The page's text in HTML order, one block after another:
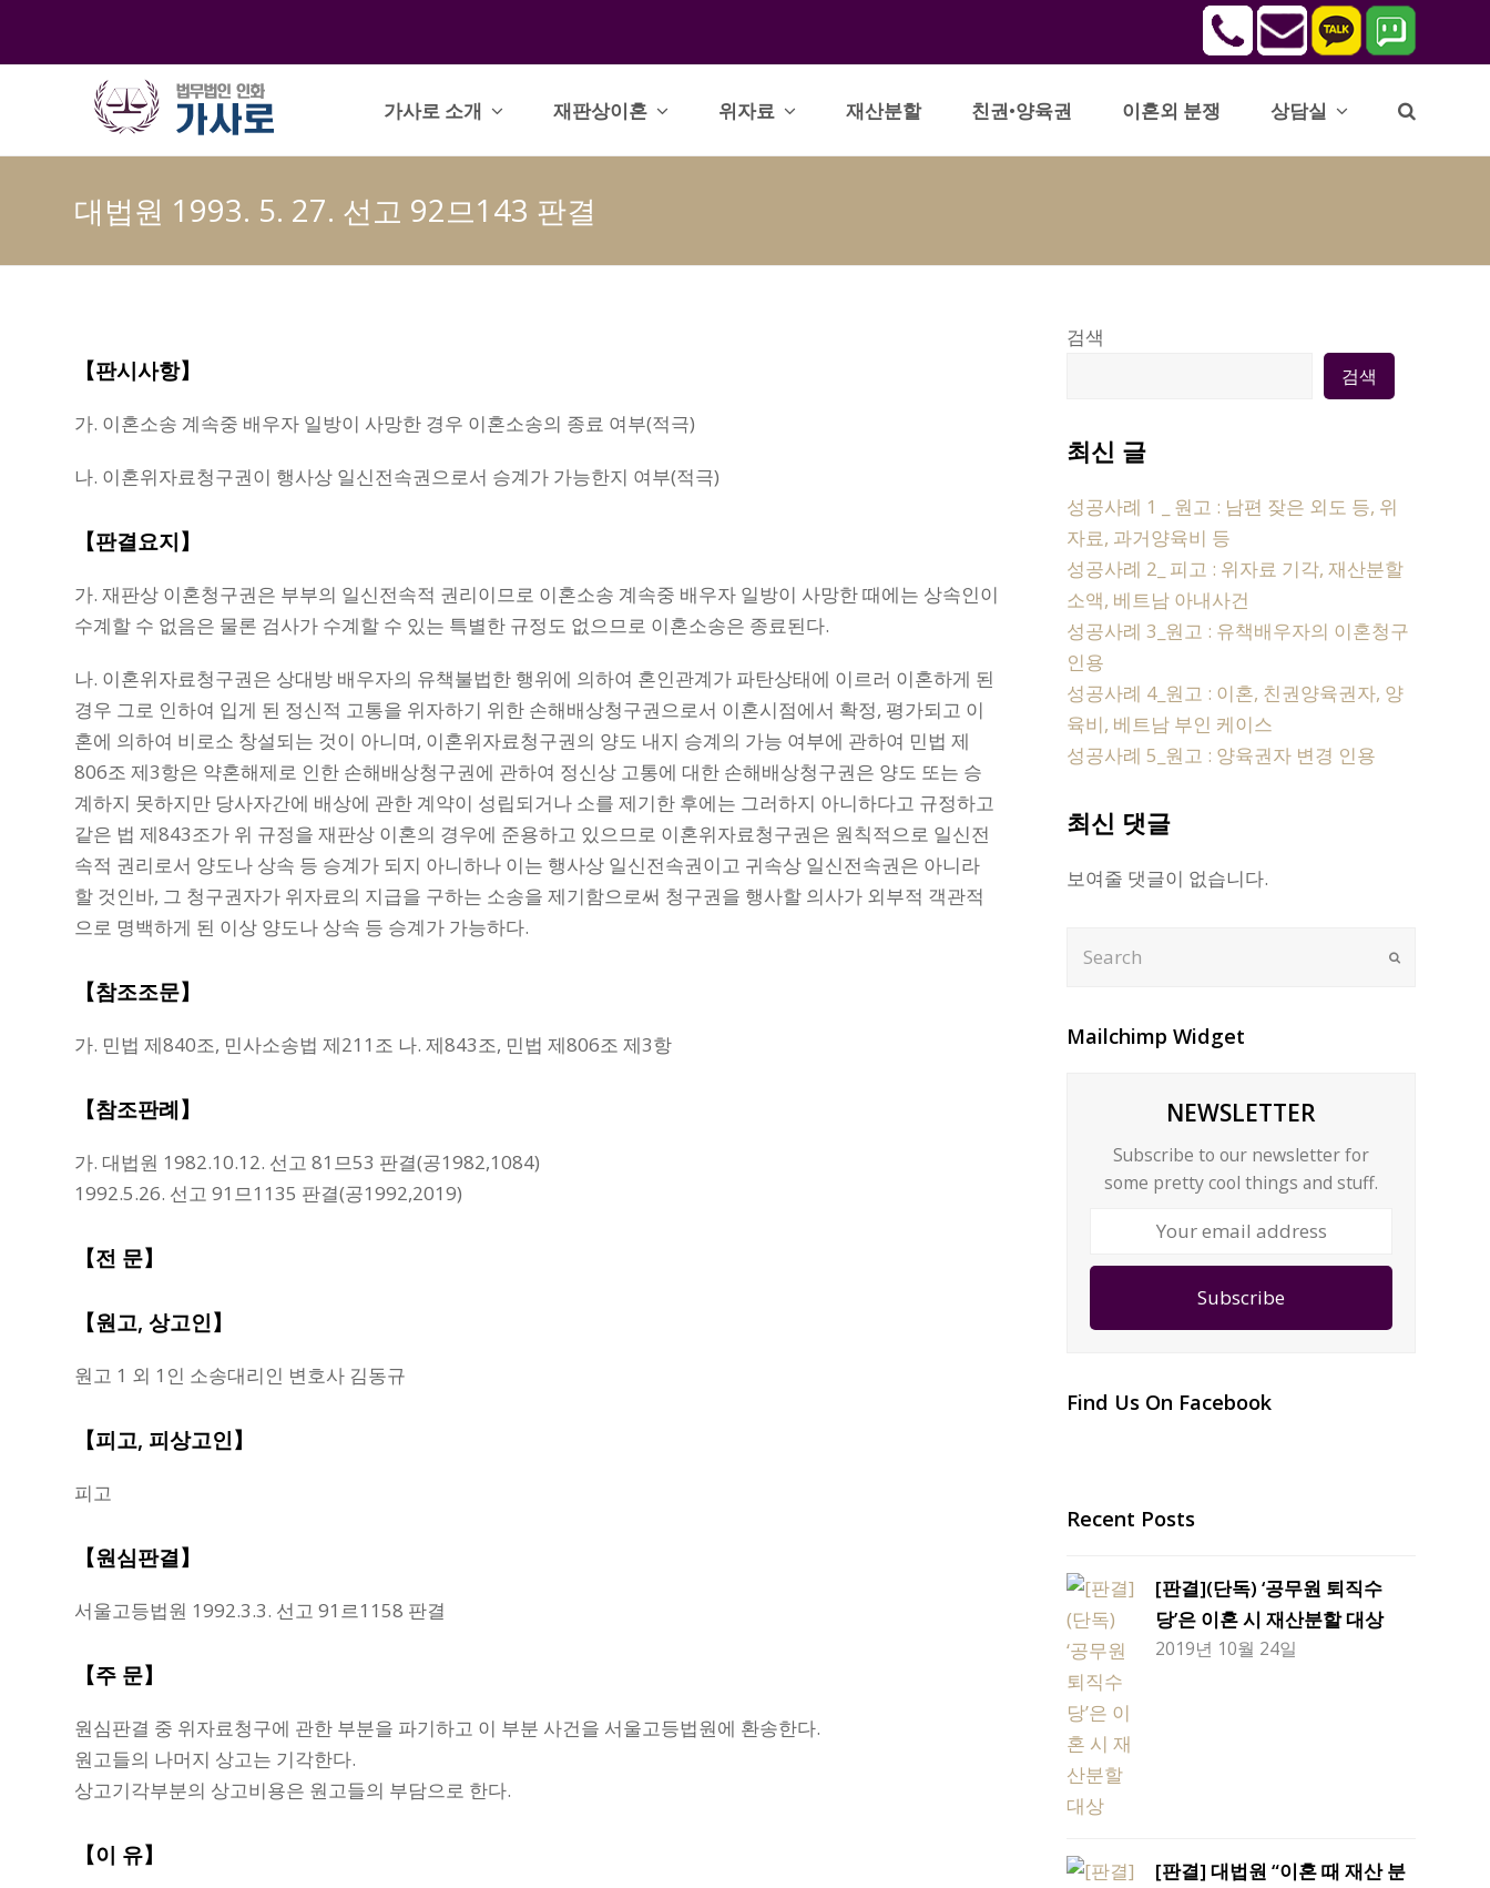
가사로 소개 재판상이혼 위자료 재산분할 친권•양육권 이혼외 분쟁 상담실
대법원 1993. 5. 27. 선고 92므143 판결
【판시사항】
가. 이혼소송 계속중 배우자 일방이 사망한 경우 이혼소송의 종료 여부(적극)
나. 이혼위자료청구권이 행사상 일신전속권으로서 승계가 가능한지 여부(적극)
【판결요지】
가. 재판상 이혼청구권은 부부의 일신전속적 권리이므로 이혼소송 계속중 배우자 일방이 사망한 때에는 상속인이
수계할 수 없음은 물론 검사가 수계할 수 있는 특별한 규정도 없으므로 이혼소송은 종료된다.
나. 이혼위자료청구권은 상대방 배우자의 유책불법한 행위에 의하여 혼인관계가 파탄상태에 이르러 이혼하게 된
경우 그로 인하여 입게 된 정신적 고통을 위자하기 위한 손해배상청구권으로서 이혼시점에서 확정, 평가되고 이
혼에 의하여 비로소 창설되는 것이 아니며, 이혼위자료청구권의 양도 내지 승계의 가능 여부에 관하여 민법 제
806조 제3항은 약혼해제로 인한 손해배상청구권에 관하여 정신상 고통에 대한 손해배상청구권은 양도 또는 승
계하지 못하지만 당사자간에 배상에 관한 계약이 성립되거나 소를 제기한 후에는 그러하지 아니하다고 규정하고
같은 법 제843조가 위 규정을 재판상 이혼의 경우에 준용하고 있으므로 이혼위자료청구권은 원칙적으로 일신전
속적 권리로서 양도나 상속 등 승계가 되지 아니하나 이는 행사상 일신전속권이고 귀속상 일신전속권은 아니라
할 것인바, 그 청구권자가 위자료의 지급을 구하는 소송을 제기함으로써 청구권을 행사할 의사가 외부적 객관적
으로 명백하게 된 이상 양도나 상속 등 승계가 가능하다.
【참조조문】
가. 민법 제840조, 민사소송법 제211조 나. 제843조, 민법 제806조 제3항
【참조판례】
가. 대법원 1982.10.12. 선고 81므53 판결(공1982,1084)
1992.5.26. 선고 91므1135 판결(공1992,2019)
【전 문】
【원고, 상고인】
원고 1 외 1인 소송대리인 변호사 김동규
【피고, 피상고인】
피고
【원심판결】
서울고등법원 1992.3.3. 선고 91르1158 판결
【주 문】
원심판결 중 위자료청구에 관한 부분을 파기하고 이 부분 사건을 서울고등법원에 환송한다.
원고들의 나머지 상고는 기각한다.
상고기각부분의 상고비용은 원고들의 부담으로 한다.
【이 유】
검색
검색
최신 글
성공사례 1 _ 원고 : 남편 잦은 외도 등, 위
자료, 과거양육비 등
성공사례 2_ 피고 : 위자료 기각, 재산분할
소액, 베트남 아내사건
성공사례 3_원고 : 유책배우자의 이혼청구
인용
성공사례 4_원고 : 이혼, 친권양육권자, 양
육비, 베트남 부인 케이스
성공사례 5_원고 : 양육권자 변경 인용
최신 댓글
보여줄 댓글이 없습니다.
Submit
Mailchimp Widget
NEWSLETTER
Subscribe to our newsletter for
some pretty cool things and stuff.
Subscribe
Find Us On Facebook
Recent Posts
[판결](단독) ‘공무원 퇴직수
당’은 이혼 시 재산분할 대상
2019년 10월 24일
[판결] 대법원 “이혼 때 재산 분